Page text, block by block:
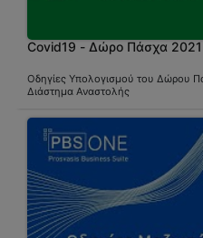
Covid19 - Δώρο Πάσχα
Οδηγίες Υπολογισμού του Δώρου
Διάστημα Αναστολής